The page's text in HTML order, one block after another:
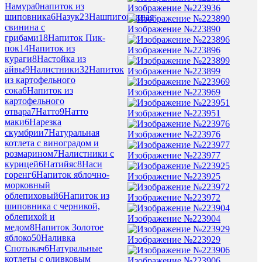
Намура0напиток из
шиповника6Назук23Нашпигованная
свинина с
грибами18Напиток Пик-
пок14Напиток из
кураги8Настойка из
айвы9Налистники32Напиток
из картофельного
сока6Напиток из
картофельного
отвара7Натто9Натто
маки6Нарезка
скумбрии7Натуральная
котлета с виноградом и
розмарином7Налистники с
курицей6Натийяс8Наси
горенг6Напиток яблочно-
морковный
облепиховый6Напиток из
шиповника с черникой,
облепихой и
медом8Напиток Золотое
яблоко50Наливка
Спотыкач6Натуральные
котлеты с оливковым
Изображение №223936
Изображение №223890
Изображение №223896
Изображение №223899
Изображение №223969
Изображение №223951
Изображение №223976
Изображение №223977
Изображение №223925
Изображение №223972
Изображение №223904
Изображение №223929